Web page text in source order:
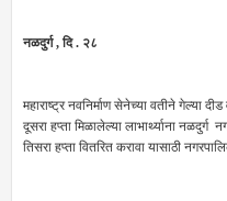
नळदुर्ग , दि . २८
महाराष्ट्र नवनिर्माण सेनेच्या वतीने गेल्या
दूसरा हप्ता मिळालेल्या लाभार्थ्याना
तिसरा हप्ता वितरित करावा यासाठी